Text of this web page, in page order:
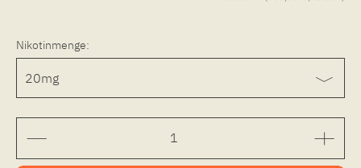
Nikotinmenge: